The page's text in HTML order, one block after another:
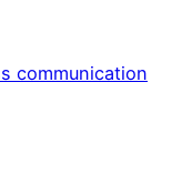
communication